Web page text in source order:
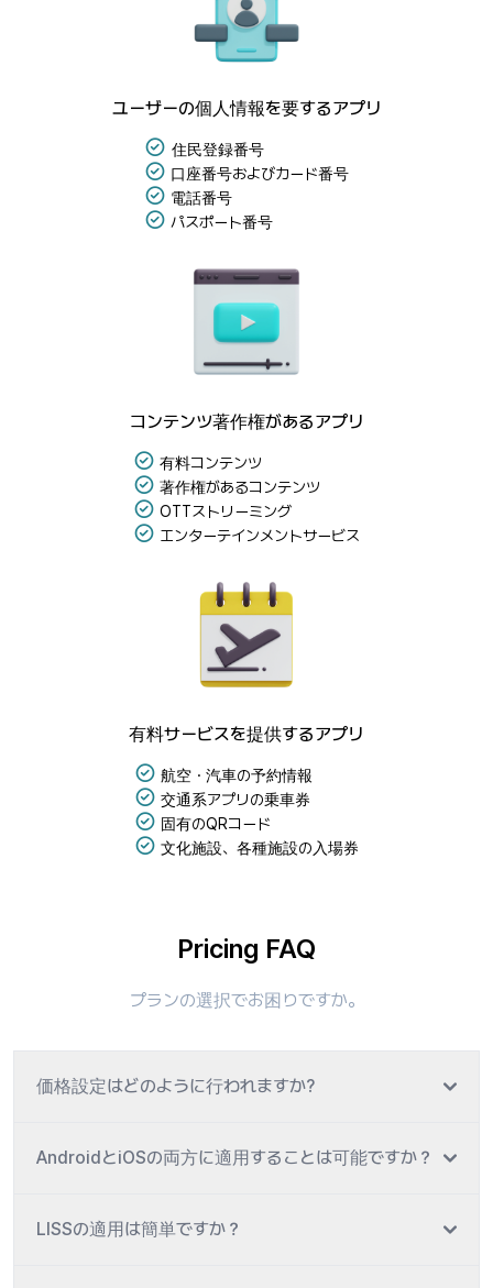
ユーザーの個人情報を要するアプリ
住民登録番号
口座番号およびカード番号
電話番号
パスポート番号
コンテンツ著作権があるアプリ
有料コンテンツ
著作権があるコンテンツ
OTTストリーミング
エンターテインメントサービス
有料サービスを提供するアプリ
航空・汽車の予約情報
交通系アプリの乗車券
固有のQRコード
文化施設、各種施設の入場券
Pricing FAQ
プランの選択でお困りですか。
価格設定はどのように行われますか?
AndroidとiOSの両方に適用することは可能ですか？
LISSの適用は簡単ですか？